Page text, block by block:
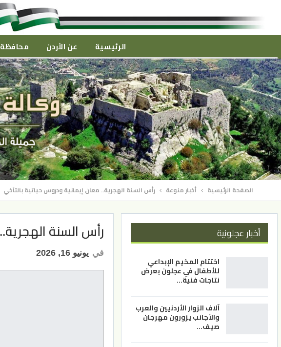
الرئيسية عن الأردن
الصفحة الرئيسية أخبار منوعة رأس السنة الهجرية.. معان إيمانية ودروس حياتية بالتآخي
رأس السنة
في يونيو 16, 2026
أخبار عجلونية
اختتام المخيم الإبداعي
للأطفال في عجلون بعرض
نتاجات فنية…
آلاف الزوار الأردنيين والعرب
والأجانب يزورون مهرجان
صيف…